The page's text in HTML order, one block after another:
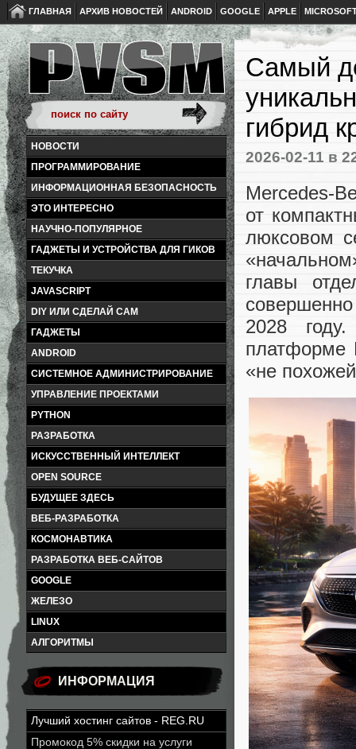
ГЛАВНАЯ АРХИВ НОВОСТЕЙ ANDROID GOOGLE APPLE
НОВОСТИ
ПРОГРАММИРОВАНИЕ
ИНФОРМАЦИОННАЯ БЕЗОПАСНОСТЬ
ЭТО ИНТЕРЕСНО
НАУЧНО-ПОПУЛЯРНОЕ
ГАДЖЕТЫ И УСТРОЙСТВА ДЛЯ ГИКОВ
ТЕКУЧКА
JAVASCRIPT
DIY ИЛИ СДЕЛАЙ САМ
ГАДЖЕТЫ
ANDROID
СИСТЕМНОЕ АДМИНИСТРИРОВАНИЕ
УПРАВЛЕНИЕ ПРОЕКТАМИ
PYTHON
РАЗРАБОТКА
ИСКУССТВЕННЫЙ ИНТЕЛЛЕКТ
OPEN SOURCE
БУДУЩЕЕ ЗДЕСЬ
ВЕБ-РАЗРАБОТКА
КОСМОНАВТИКА
РАЗРАБОТКА ВЕБ-САЙТОВ
GOOGLE
ЖЕЛЕЗО
LINUX
АЛГОРИТМЫ
ИНФОРМАЦИЯ
Лучший хостинг сайтов - REG.RU
Промокод 5% скидки на услуги
Самый
гибрид
2026-02-11 в
Mercedes-
от
люксовом
главы
2028
платформе
«не